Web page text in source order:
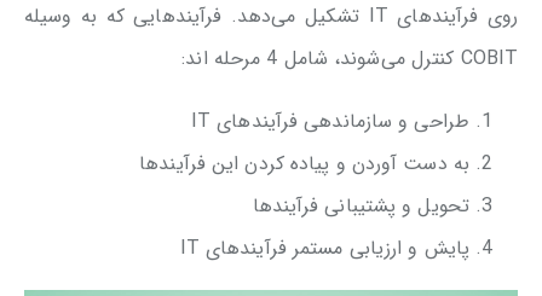
روی فرآیندهای IT تشکیل می‌دهد. فرآیندهایی که به وسیله
COBIT کنترل می‌شوند، شامل 4 مرحله اند:
طراحی و سازماندهی فرآیندهای IT
به دست آوردن و پیاده کردن این فرآیندها
تحویل و پشتیبانی فرآیندها
پایش و ارزیابی مستمر فرآیندهای IT